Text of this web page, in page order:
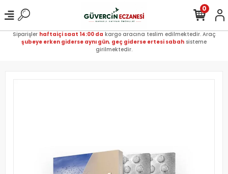
Siparişler haftaiçi saat 14:00 da kargo aracına teslim edilmektedir. Araç
şubeye erken giderse aynı gün, geç giderse ertesi sabah sisteme
girilmektedir.
0